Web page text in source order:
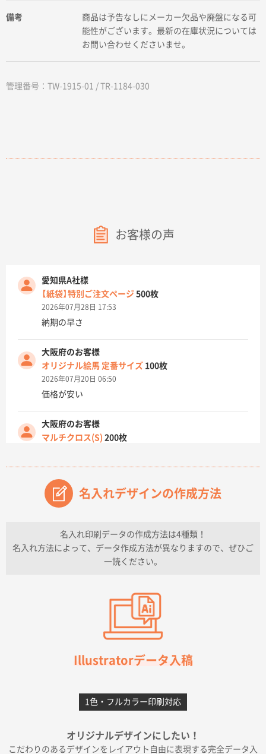
備考
商品は予告なしにメーカー欠品や廃盤になる可
能性がございます。最新の在庫状況については
お問い合わせくださいませ。
管理番号：TW-1915-01 / TR-1184-030
お客様の声
愛知県A社様
【紙袋】特別ご注文ページ 500枚
2026年07月28日 17:53
納期の早さ
大阪府のお客様
オリジナル絵馬 定番サイズ 100枚
2026年07月20日 06:50
価格が安い
大阪府のお客様
マルチクロス(S) 200枚
原稿データ流用が可能で価格が妥当なこと
兵庫県のお客様
チケットホルダー ダブルポケット
上記のとおりです。
柳さんの対応が素晴らしかった。
フレキソレジ袋 Uバッグ 35号
5000枚
2026年06月28日 15:14
千葉県A社様
2026年06月19日 09:41
名入れデザインの作成方法
名入れ印刷データの作成方法は4種類！
名入れ方法によって、データ作成方法が異なりますので、ぜひご
一読ください。
Illustratorデータ入稿
1色・フルカラー印刷対応
オリジナルデザインにしたい！
こだわりのあるデザインをレイアウト自由に表現する完全データ入